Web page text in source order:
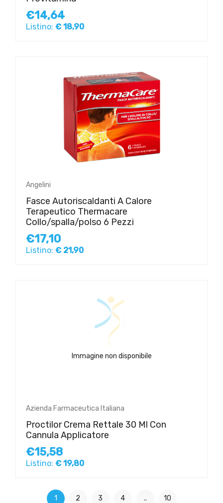
€14,64
Listino: € 18,90
Angelini
Fasce Autoriscaldanti A Calore
Terapeutico Thermacare
Collo/spalla/polso 6 Pezzi
€17,10
Listino: € 21,90
Immagine non disponibile
Azienda Farmaceutica Italiana
Proctilor Crema Rettale 30 Ml Con
Cannula Applicatore
€15,58
Listino: € 19,80
1 2 3 4 .. 10